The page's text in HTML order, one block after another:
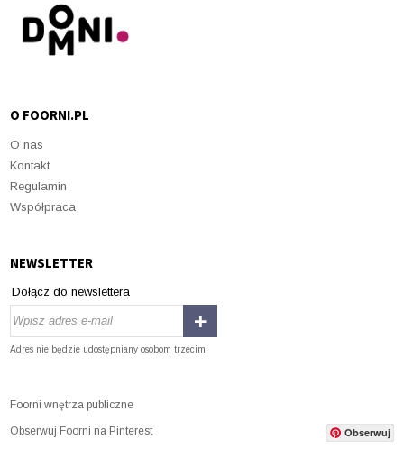
O FOORNI.PL
O nas
Kontakt
Regulamin
Współpraca
NEWSLETTER
Dołącz do newslettera
Adres nie będzie udostępniany osobom trzecim!
Foorni wnętrza publiczne
Obserwuj Foorni na Pinterest Obserwuj